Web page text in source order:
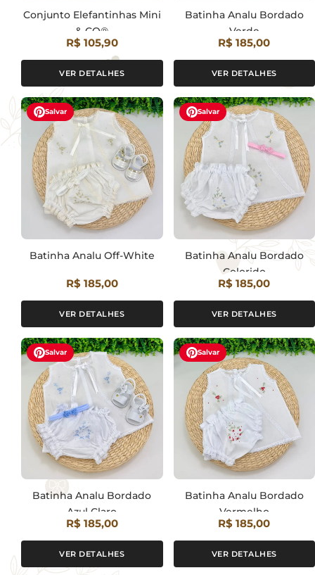
Conjunto Elefantinhas Mini
& CO®
R$ 105,90
VER DETALHES
Batinha Analu Bordado
Verde
R$ 185,00
VER DETALHES
Salvar
Batinha Analu Off-White
R$ 185,00
VER DETALHES
Salvar
Batinha Analu Bordado
Colorido
R$ 185,00
VER DETALHES
Salvar
Batinha Analu Bordado
Azul Claro
R$ 185,00
VER DETALHES
Salvar
Batinha Analu Bordado
Vermelho
R$ 185,00
VER DETALHES